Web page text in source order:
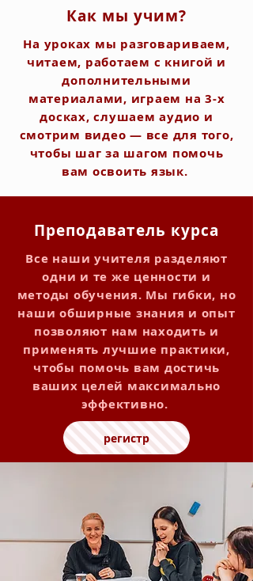
Как мы учим?
На уроках мы разговариваем,
читаем, работаем с книгой и
дополнительными
материалами, играем на 3-х
досках, слушаем аудио и
смотрим видео — все для того,
чтобы шаг за шагом помочь
вам освоить язык.
Преподаватель курса
Все наши учителя разделяют
одни и те же ценности и
методы обучения. Мы гибки, но
наши обширные знания и опыт
позволяют нам находить и
применять лучшие практики,
чтобы помочь вам достичь
ваших целей максимально
эффективно.
регистр